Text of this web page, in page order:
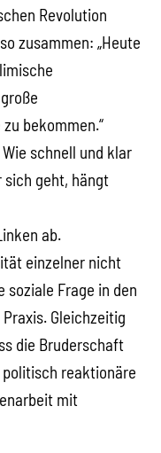
Revolution
zusammen: „Heute
bekommen.“
schnell und klar
sich geht, hängt
ab.
einzelner nicht
soziale Frage in den
Gleichzeitig
die Bruderschaft
reaktionäre
mit